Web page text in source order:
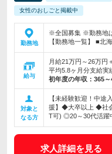
女性のおしごと掲載中
勤務地
※全国募集 ※勤務地
【勤務地一覧】 ■北
給与
月給21万円～26万円
平均5.8ヶ月分支給
初年度の年収： 365～
対象と
なる方
【未経験歓迎！中途
援】◆大卒以上 ◆社
T可) ◎20～30代活躍
求人詳細を見る